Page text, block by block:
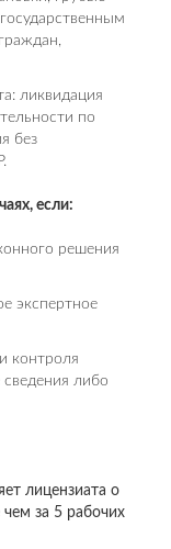
ликвидация
по
без
если:
решения
экспертное
контроля
либо
лицензиата о
за 5 рабочих